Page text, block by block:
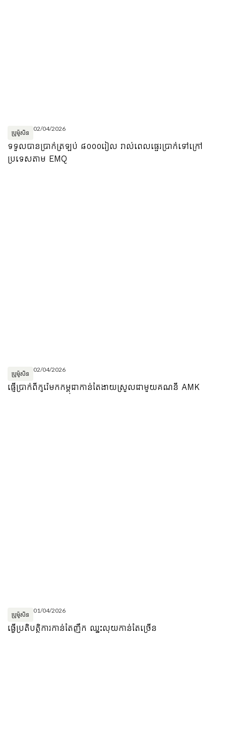
ប្រូម៉ូសិន
02/04/2026
ទទួលបានប្រាក់ត្រឡប់ ៨០០០រៀល រាល់ពេលផ្ទេរប្រាក់ទៅក្រៅ
ប្រទេសតាម EMQ
ប្រូម៉ូសិន
02/04/2026
ផ្ញើប្រាក់ពីកូរ៉េមកកម្ពុជាកាន់តែងាយស្រួលជាមួយគណនី AMK
ប្រូម៉ូសិន
01/04/2026
ធ្វើប្រតិបត្តិការកាន់តែញឹក ឈ្នះលុយកាន់តែច្រើន